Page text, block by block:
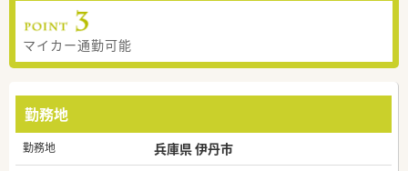
マイカー通勤可能
勤務地
勤務地 兵庫県 伊丹市